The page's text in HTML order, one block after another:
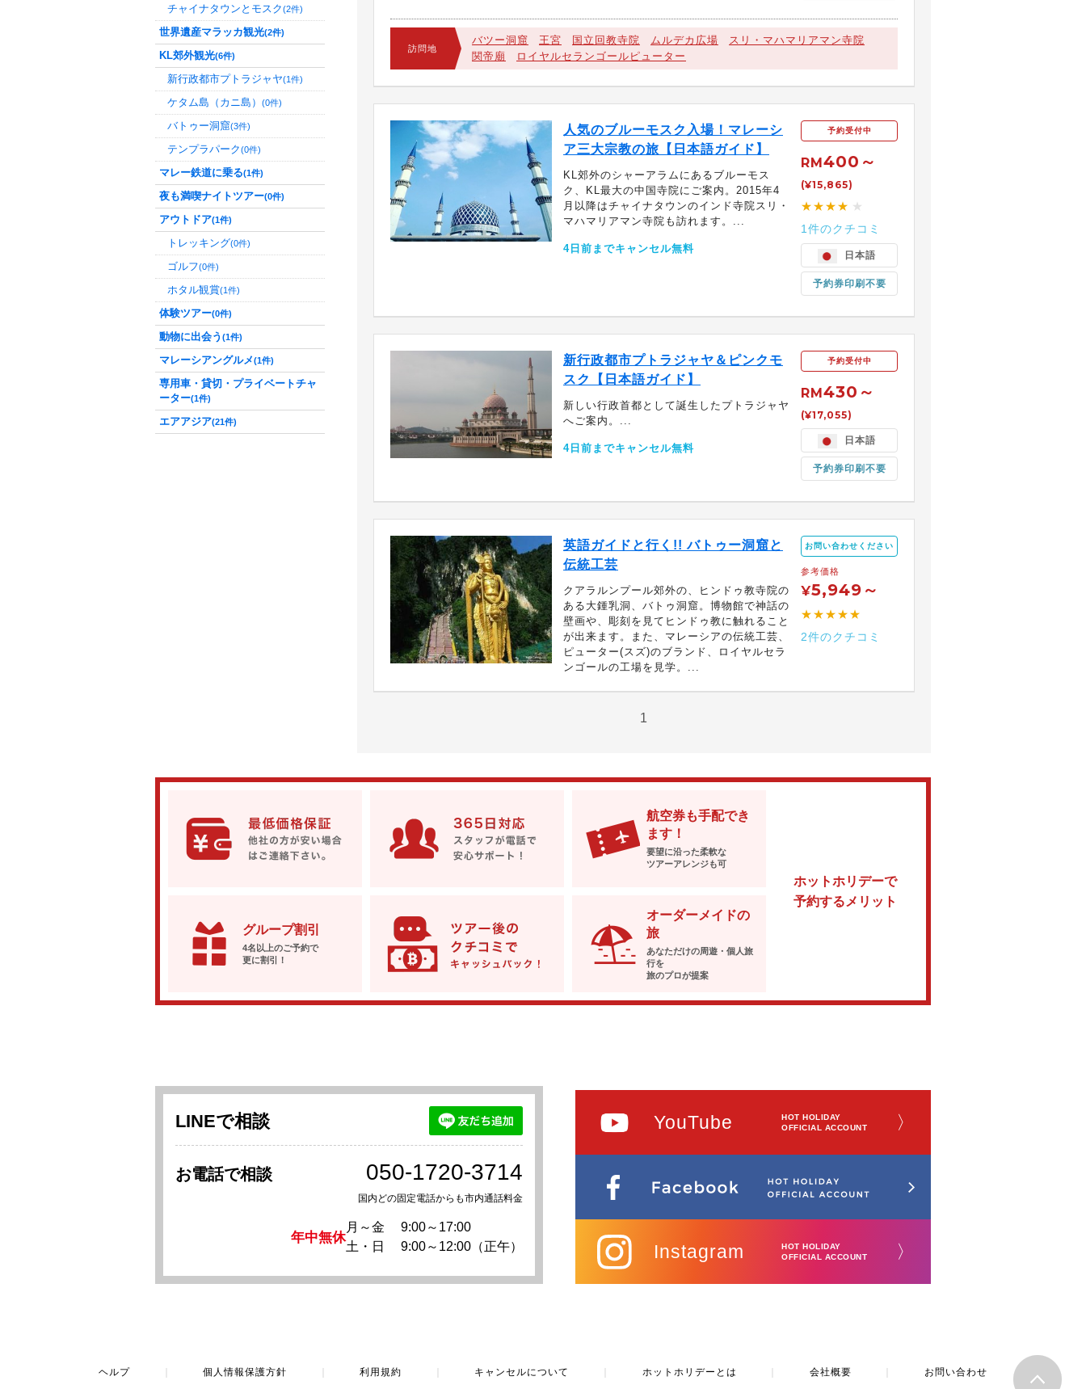
訪問地
バツー洞窟 王宮 国立回教寺院 ムルデカ広場
スリ・マハマリアマン寺院
関帝廟
ロイヤルセランゴールピューター
人気のブルーモスク入場！マレーシ
ア三大宗教の旅【日本語ガイド】
KL郊外のシャーアラムにあるブルーモス
ク、KL最大の中国寺院にご案内。2015年4
月以降はチャイナタウンのインド寺院スリ・
マハマリアマン寺院も訪れます。...
4日前までキャンセル無料
予約受付中
RM 400～
(¥15,865)
★★★★ ★
1件のクチコミ
日本語
予約券印刷不要
新行政都市プトラジャヤ＆ピンクモ
スク【日本語ガイド】
新しい行政首都として誕生したプトラジャヤ
へご案内。...
4日前までキャンセル無料
予約受付中
RM 430～
(¥17,055)
日本語
予約券印刷不要
英語ガイドと行く!! バトゥー洞窟と
伝統工芸
クアラルンプール郊外の、ヒンドゥ教寺院の
ある大鍾乳洞、バトゥ洞窟。博物館で神話の
壁画や、彫刻を見てヒンドゥ教に触れること
が出来ます。また、マレーシアの伝統工芸、
ピューター(スズ)のブランド、ロイヤルセラ
ンゴールの工場を見学。...
お問い合わせください
参考価格
¥5,949～
★★★★★
2件のクチコミ
1
チャイナタウンとモスク(2件)
世界遺産マラッカ観光(2件)
KL郊外観光(6件)
新行政都市プトラジャヤ(1件)
ケタム島（カニ島） (0件)
バトゥー洞窟(3件)
テンプラパーク(0件)
マレー鉄道に乗る(1件)
夜も満喫ナイトツアー(0件)
アウトドア(1件)
トレッキング(0件)
ゴルフ(0件)
ホタル観賞(1件)
体験ツアー(0件)
動物に出会う (1件)
マレーシアングルメ(1件)
専用車・貸切・プライベートチャ
ーター(1件)
エアアジア(21件)
ホットホリデーで
予約するメリット
航空券も手配でき
ます！
要望に沿った柔軟な
ツアーアレンジも可
グループ割引
4名以上のご予約で
更に割引！
オーダーメイドの
旅
あなただけの周遊・個人旅
行を
旅のプロが提案
LINEで相談
お電話で相談 050-1720-3714
国内どの固定電話からも市内通話料金
年中無休
月～金
9:00～17:00
土・日
9:00～12:00（正午）
YouTube
HOT HOLIDAY
OFFICIAL ACCOUNT
〉
Instagram
HOT HOLIDAY
OFFICIAL ACCOUNT
〉
ヘルプ 個人情報保護方針 利用規約 キャンセルについて ホットホリデーとは 会社概要 お問い合わせ